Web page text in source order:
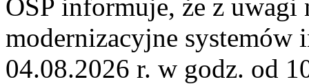
OSP informuje, że z uwagi
modernizacyjne
04.08.2026 r. w godz. od